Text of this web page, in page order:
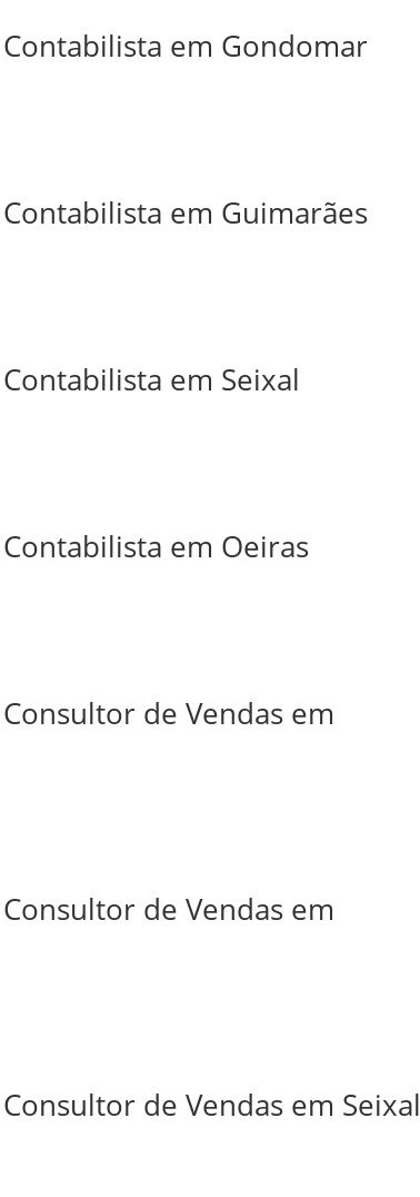
em Gondomar
em Guimarães
em Seixal
em Oeiras
de Vendas em
de Vendas em
de Vendas em Seixal